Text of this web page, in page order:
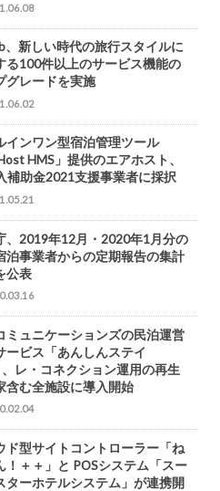
、新しい時代の旅行スタイルに
る100件以上のサービス機能の
グレードを実施
インワン型宿泊管理ツール
HMS」提供のエアホスト、
補助金2021支援事業者に採択
、2019年12月・2020年1月分の
泊事業者からの定期報告の集計
公表
ミュニケーションズの民泊運営
ービス「あんしんステイ
レ・コネクション運用の再生
含む全施設に導入開始
ド型サイトコントローラー「ね
！＋＋」と POSシステム「スー
ターホテルシステム」が連携開